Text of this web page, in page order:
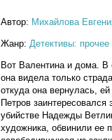
Автор: Михайлова
Жанр: Детективы: прочее
Вот Валентина и дома. В
она видела только
откуда она вернулась,
Петров
убийстве Надежды
художника, обвинили ее